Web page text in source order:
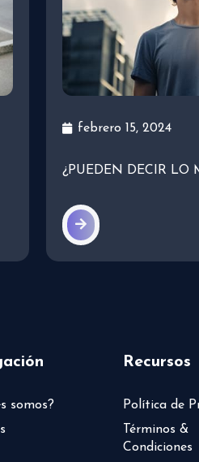
febrero 15, 2024
¿PUEDEN DECIR LO
somos?
Recursos
Política de
Términos &
Condiciones